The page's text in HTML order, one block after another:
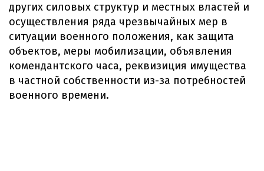
других силовых структур и местных властей и
осуществления ряда чрезвычайных мер в
ситуации военного положения, как защита
объектов, меры мобилизации, объявления
комендантского часа, реквизиция имущества
в частной собственности из-за потребностей
военного времени.